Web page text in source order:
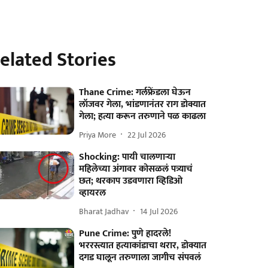
Stories
Thane Crime: गर्लफ्रेंडला घेऊन
लॉजवर गेला, भांडणानंतर राग डोक्यात
गेला; हत्या करून तरुणाने पळ काढला
Priya More 22 Jul 2026
Shocking: पायी चालणाऱ्या
महिलेच्या अंगावर कोसळलं पत्र्याचं
छत; थरकाप उडवणारा व्हिडिओ
व्हायरल
Bharat Jadhav 14 Jul 2026
Pune Crime: पुणे हादरले!
भररस्त्यात हत्याकांडाचा थरार, डोक्यात
दगड घालून तरुणाला जागीच संपवलं